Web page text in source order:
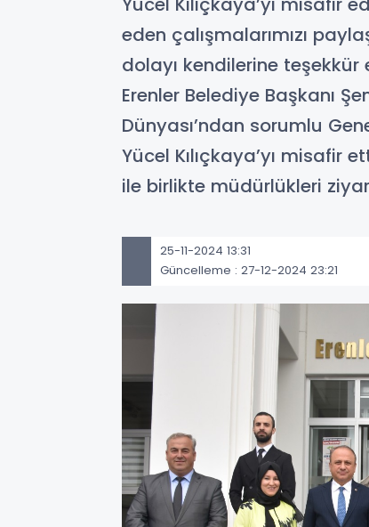
eden çalışmalarımızı
dolayı kendilerine
Erenler Belediye Başkanı
Dünyası’ndan sorumlu
Yücel Kılıçkaya’yı misafir
ile birlikte müdürlükleri
25-11-2024 13:31
Güncelleme : 27-12-2024 23:21